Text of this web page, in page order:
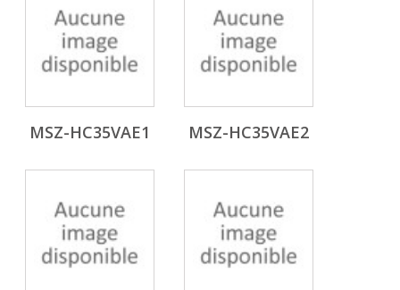
MSZ-HC35VAE1 MSZ-HC35VAE2